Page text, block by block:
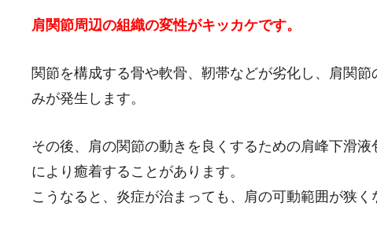
肩関節周辺の組織の変性がキッカケです。
関節を構成する骨や軟骨、靭帯などが劣化し、肩関
みが発生します。
その後、肩の関節の動きを良くするための肩峰下滑
により癒着することがあります。
こうなると、炎症が治まっても、肩の可動範囲が狭く